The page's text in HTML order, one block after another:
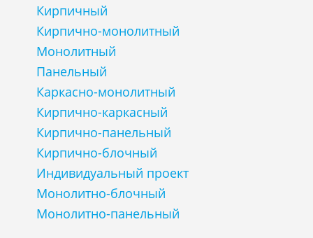
Кирпичный
Кирпично-монолитный
Монолитный
Панельный
Каркасно-монолитный
Кирпично-каркасный
Кирпично-панельный
Кирпично-блочный
Индивидуальный проект
Монолитно-блочный
Монолитно-панельный